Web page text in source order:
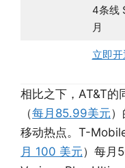
4条线
月
立即开
相比之下，AT&T
（每月85.99美元
移动热点。T-
月 100 美元）每月